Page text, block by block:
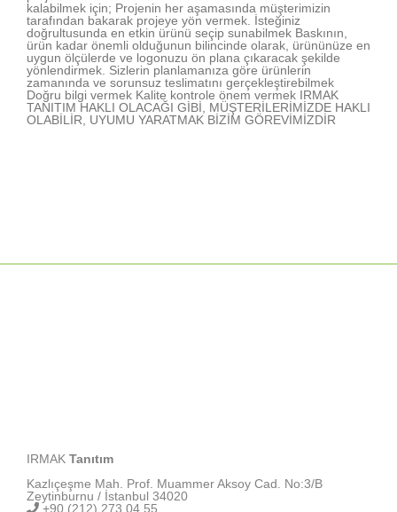
kalabilmek için; Projenin her aşamasında müşterimizin
tarafından bakarak projeye yön vermek. İsteğiniz
doğrultusunda en etkin ürünü seçip sunabilmek Baskının,
ürün kadar önemli olduğunun bilincinde olarak, ürününüze en
uygun ölçülerde ve logonuzu ön plana çıkaracak şekilde
yönlendirmek. Sizlerin planlamanıza göre ürünlerin
zamanında ve sorunsuz teslimatını gerçekleştirebilmek
Doğru bilgi vermek Kalite kontrole önem vermek IRMAK
TANITIM HAKLI OLACAĞI GİBİ, MÜŞTERİLERİMİZDE HAKLI
OLABİLİR, UYUMU YARATMAK BİZİM GÖREVİMİZDİR
IRMAK Tanıtım
Kazlıçeşme Mah. Prof. Muammer Aksoy Cad. No:3/B
Zeytinburnu / İstanbul 34020
+90 (212) 273 04 55